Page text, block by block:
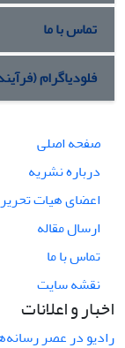
تماس با ما
فلودیاگرام
صفحه اصلی
درباره نشریه
اعضای هیات
ارسال مقاله
تماس با ما
نقشه سایت
اخبار و اعلانات
رادیو در عصر